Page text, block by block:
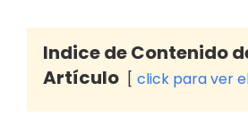
Indice de Contenido
Artículo
click para ver